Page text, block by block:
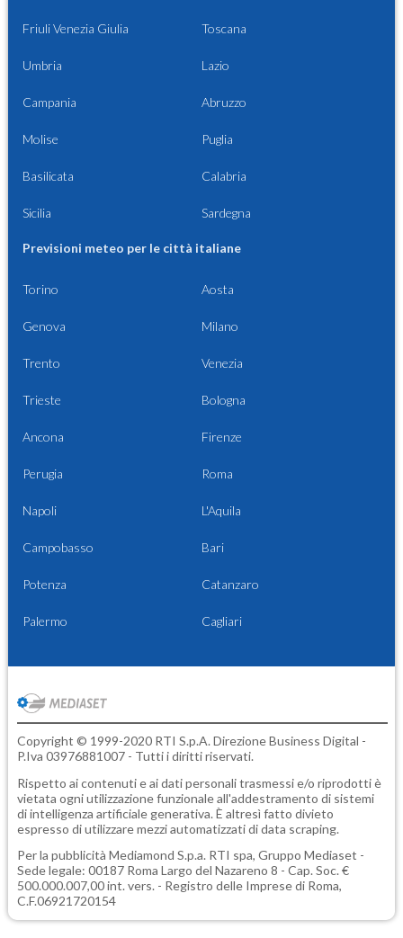
Friuli Venezia Giulia Toscana
Umbria Lazio
Campania Abruzzo
Molise Puglia
Basilicata Calabria
Sicilia Sardegna
Previsioni meteo per le città italiane
Torino Aosta
Genova Milano
Trento Venezia
Trieste Bologna
Ancona Firenze
Perugia Roma
Napoli L'Aquila
Campobasso Bari
Potenza Catanzaro
Palermo Cagliari
Copyright © 1999-2020 RTI S.p.A. Direzione Business Digital -
P.Iva 03976881007 - Tutti i diritti riservati.
Rispetto ai contenuti e ai dati personali trasmessi e/o riprodotti è
vietata ogni utilizzazione funzionale all'addestramento di sistemi
di intelligenza artificiale generativa. È altresì fatto divieto
espresso di utilizzare mezzi automatizzati di data scraping.
Per la pubblicità Mediamond S.p.a. RTI spa, Gruppo Mediaset -
Sede legale: 00187 Roma Largo del Nazareno 8 - Cap. Soc. €
500.000.007,00 int. vers. - Registro delle Imprese di Roma,
C.F.06921720154